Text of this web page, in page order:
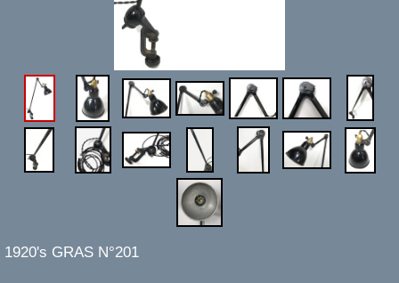
1920's GRAS N°201